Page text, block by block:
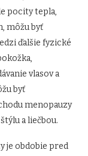
pocity tepla,
môžu byť
ďalšie fyzické
vlasov a
byť
menopauzy
a liečbou.
je obdobie pred